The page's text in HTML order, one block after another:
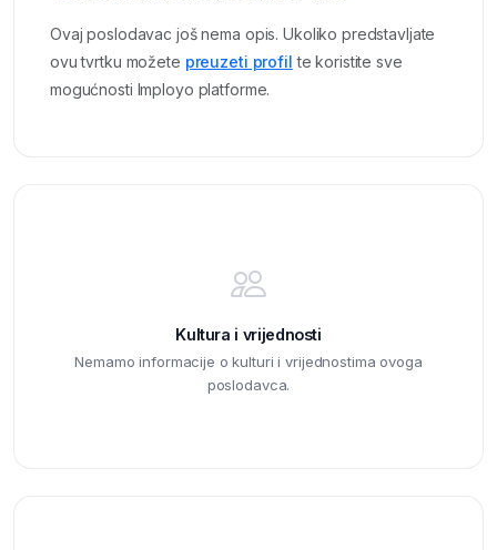
Ovaj poslodavac još nema opis. Ukoliko predstavljate
ovu tvrtku možete preuzeti profil te koristite sve
mogućnosti Imployo platforme.
Kultura i vrijednosti
Nemamo informacije o kulturi i vrijednostima ovoga
poslodavca.